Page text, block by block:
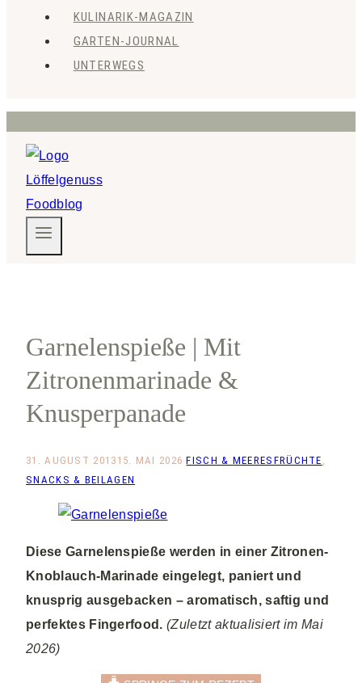
KULINARIK-MAGAZIN
GARTEN-JOURNAL
UNTERWEGS
Garnelenspieße | Mit
Zitronenmarinade &
Knusperpanade
31. AUGUST 2013 15. MAI 2026 FISCH & MEERESFRÜCHTE ,
SNACKS & BEILAGEN
Diese Garnelenspieße werden in einer Zitronen-
Knoblauch-Marinade eingelegt, paniert und
knusprig ausgebacken – aromatisch, saftig und
perfektes Fingerfood.(Zuletzt aktualisiert im Mai
2026)